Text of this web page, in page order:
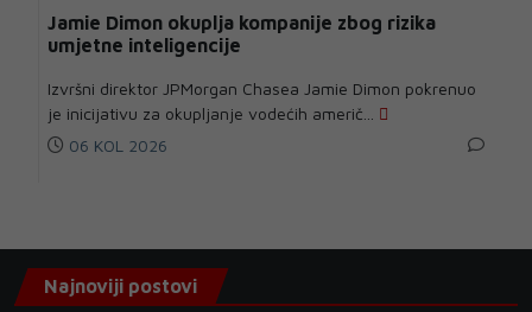
Jamie Dimon okuplja kompanije zbog rizika
umjetne inteligencije
Izvršni direktor JPMorgan Chasea Jamie Dimon pokrenuo
je inicijativu za okupljanje vodećih američ...
06 KOL 2026
Najnoviji postovi